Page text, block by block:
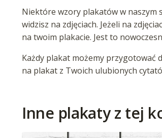
Niektóre wzory plakatów w naszym
widzisz na zdjęciach. Jeżeli na
na twoim plakacie. Jest to
Każdy plakat możemy przygotować
na plakat z Twoich ulubionych
Inne plakaty z tej